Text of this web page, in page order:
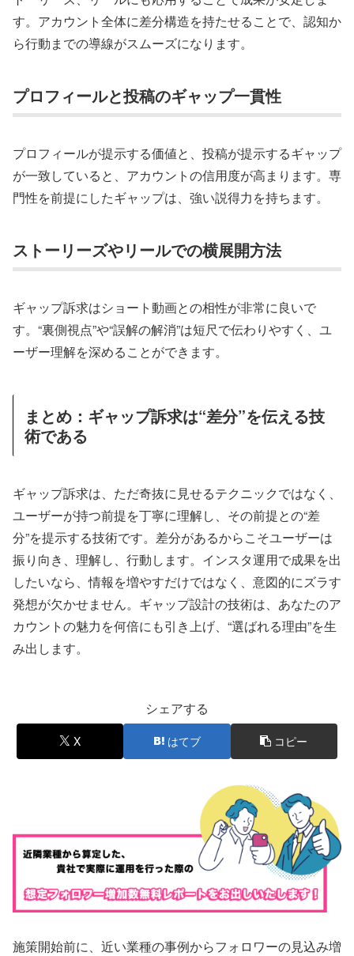
す。アカウント全体に差分構造を持たせることで、認知か
ら行動までの導線がスムーズになります。
プロフィールと投稿のギャップ一貫性
プロフィールが提示する価値と、投稿が提示するギャップ
が一致していると、アカウントの信用度が高まります。専
門性を前提にしたギャップは、強い説得力を持ちます。
ストーリーズやリールでの横展開方法
ギャップ訴求はショート動画との相性が非常に良いで
す。“裏側視点”や“誤解の解消”は短尺で伝わりやすく、ユ
ーザー理解を深めることができます。
まとめ：ギャップ訴求は“差分”を伝える技
術である
ギャップ訴求は、ただ奇抜に見せるテクニックではなく、
ユーザーが持つ前提を丁寧に理解し、その前提との“差
分”を提示する技術です。差分があるからこそユーザーは
振り向き、理解し、行動します。インスタ運用で成果を出
したいなら、情報を増やすだけではなく、意図的にズラす
発想が欠かせません。ギャップ設計の技術は、あなたのア
カウントの魅力を何倍にも引き上げ、“選ばれる理由”を生
み出します。
シェアする
X はてブ コピー
施策開始前に、近い業種の事例からフォロワーの見込み増